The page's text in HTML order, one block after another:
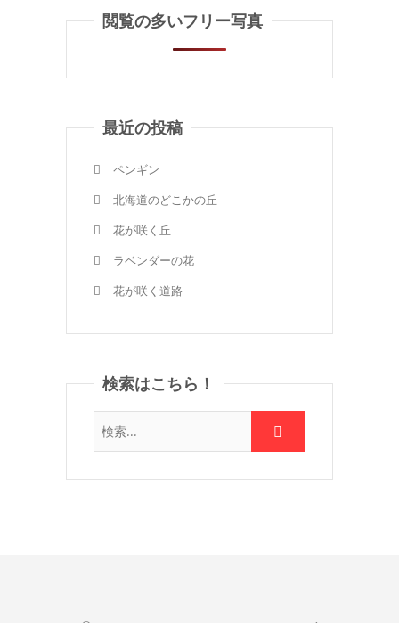
閲覧の多いフリー写真
最近の投稿
ペンギン
北海道のどこかの丘
花が咲く丘
ラベンダーの花
花が咲く道路
検索はこちら！